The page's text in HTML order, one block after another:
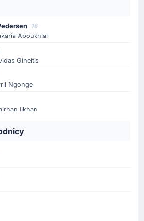
i kolejna bramka! Paulo Dybala zmienia
asystuje przy bramce.
kartka dla Gianluca Mancini.
Lorenzo Pellegrini, za niego zagra
16
Aboukhlal
Gineitis
Ngonge
Ilkhan